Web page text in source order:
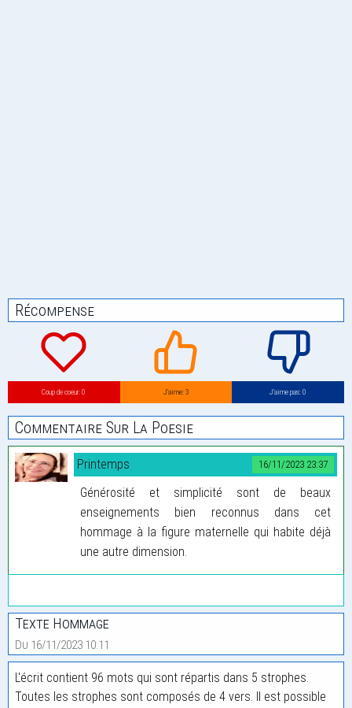
Récompense
Coup de coeur: 0 J’aime: 3 J’aime pas: 0
Commentaire Sur La Poesie
16/11/2023 23:37
Printemps
Générosité et simplicité sont de beaux
enseignements bien reconnus dans cet
hommage à la figure maternelle qui habite déjà
une autre dimension.
Texte Hommage
Du 16/11/2023 10:11
L'écrit contient 96 mots qui sont répartis dans 5 strophes.
Toutes les strophes sont composés de 4 vers. Il est possible